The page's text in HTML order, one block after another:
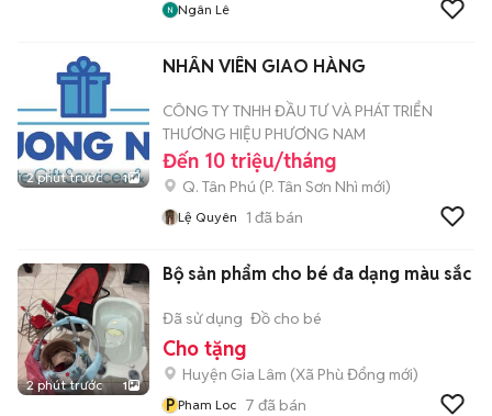
Ngân Lê
2 phút trước 1
NHÂN VIÊN GIAO HÀNG
CÔNG TY TNHH ĐẦU TƯ VÀ PHÁT TRIỂN
THƯƠNG HIỆU PHƯƠNG NAM
Đến 10 triệu/tháng
Q. Tân Phú (P. Tân Sơn Nhì mới)
Lệ Quyên 1 đã bán
2 phút trước 1
Bộ sản phẩm cho bé đa dạng màu sắc
Đã sử dụng Đồ cho bé
Cho tặng
Huyện Gia Lâm (Xã Phù Đổng mới)
P Pham Loc 7 đã bán